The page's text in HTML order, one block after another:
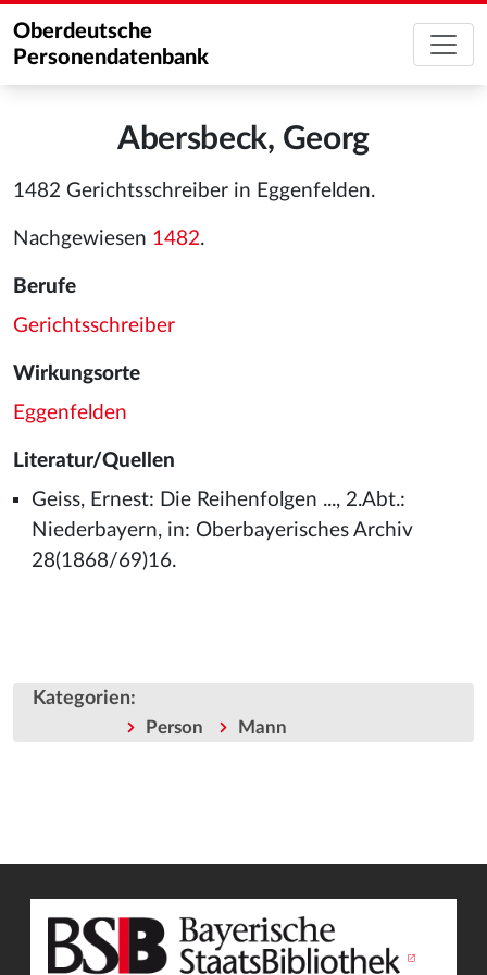
Oberdeutsche
Personendatenbank
Abersbeck, Georg
1482 Gerichtsschreiber in Eggenfelden.
Nachgewiesen 1482.
Berufe
Gerichtsschreiber
Wirkungsorte
Eggenfelden
Literatur/Quellen
Geiss, Ernest: Die Reihenfolgen ..., 2.Abt.:
Niederbayern, in: Oberbayerisches Archiv
28(1868/69)16.
Kategorien:
Person Mann